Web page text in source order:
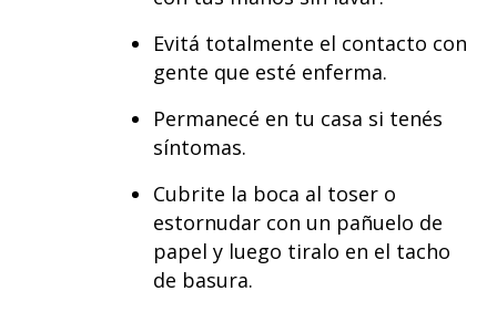
Evitá totalmente el contacto con
gente que esté enferma.
Permanecé en tu casa si tenés
síntomas.
Cubrite la boca al toser o
estornudar con un pañuelo de
papel y luego tiralo en el tacho
de basura.